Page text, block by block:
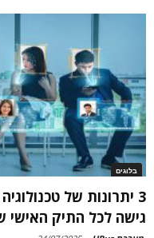
בלוגים
3 יתרונות של
גישה לכל התיק האישי